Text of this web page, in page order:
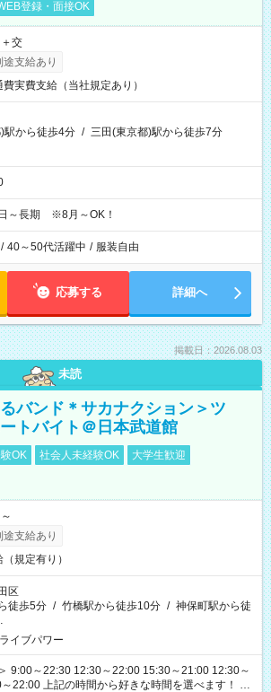
登録・面接OK
交
支給あり
費実費支給（当社規定あり）
駅から徒歩4分 / 三田(東京都)駅から徒歩7分
日～長期 ※8月～OK！
/ 40～50代活躍中 / 服装自由
応募する 詳細へ
掲載日：2026.08.03
未読
バンド＊サカナクション＞ツ
トバイト＠日本武道館
OK 社会人未経験OK
大学生歓迎
支給あり
規定有り）
区
徒歩5分 / 竹橋駅から徒歩10分 / 神保町駅から徒
イブパワー
9:00～22:30 12:30～22:00 15:30～21:00 12:30～
きな時間を選べます！ ※